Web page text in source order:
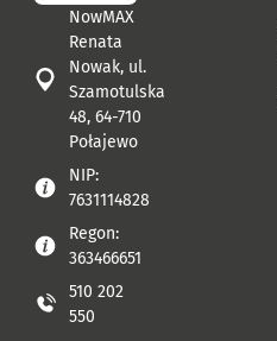
NowMAX
Renata
Nowak, ul.
Szamotulska
48, 64-710
Połajewo
NIP:
7631114828
Regon:
363466651
510 202
550